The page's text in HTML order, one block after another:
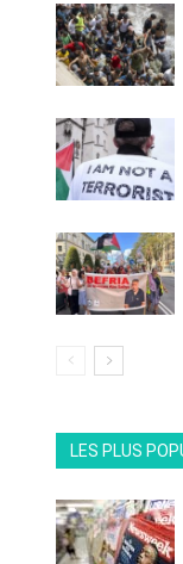
LES PLUS